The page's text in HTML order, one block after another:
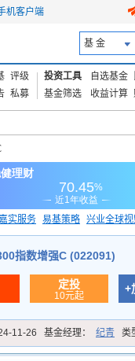
机客户端
基 金
评级
私募
投资工具 自选基金
基金筛选
收益计算
实服务 易基策略 兴业全球
指数增强C (022091)
定投
10元起
+
11-26 基金经理： 纪青 类